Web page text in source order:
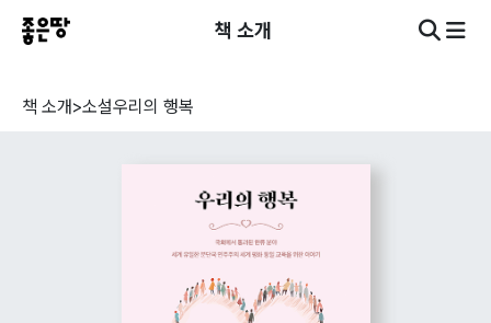
책 소개
책 소개>소설우리의 행복